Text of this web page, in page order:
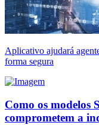
Aplicativo ajudará
forma segura
Como os modelos
comprometem a